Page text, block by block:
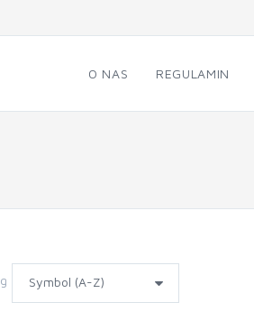
O NAS REGULAMIN